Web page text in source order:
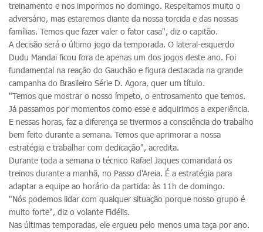
treinamento e nos impormos no domingo. Respeitamos muito o
adversário, mas estaremos diante da nossa torcida e das nossas
famílias. Temos que fazer valer o fator casa", diz o capitão.
A decisão será o último jogo da temporada. O lateral-esquerdo
Dudu Mandai ficou fora de apenas um dos jogos deste ano. Foi
fundamental na reação do Gauchão e figura destacada na grande
campanha do Brasileiro Série D. Agora, quer um título.
"Temos que mostrar o nosso ímpeto, o entrosamento que temos.
Já passamos por momentos como esse e adquirimos a experiência.
E nessas horas, faz a diferença se tivermos a consciência do trabalho
bem feito durante a semana. Temos que aprimorar a nossa
estratégia e trabalhar com dedicação", acredita.
Durante toda a semana o técnico Rafael Jaques comandará os
treinos durante a manhã, no Passo d'Areia. É a estratégia para
adaptar a equipe ao horário da partida: às 11h de domingo.
"Nós podemos lidar com qualquer situação porque nosso grupo é
muito forte", diz o volante Fidélis.
Nas últimas temporadas, ele ergueu pelo menos uma taça por ano.